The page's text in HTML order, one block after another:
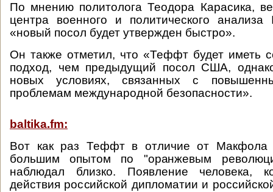
По мнению политолога Теодора Карасика,
центра военного и политического
«новый посол будет утвержден быстро».
Он также отметил, что «Теффт будет иметь
подход, чем предыдущий посол США,
новых условиях, связанных с
проблемам международной безопасности».
baltika.fm:
Вот как раз Теффт в отличие от Макфола
большим опытом по "оранжевым
наблюдал близко. Появление человека,
действия российской дипломатии и